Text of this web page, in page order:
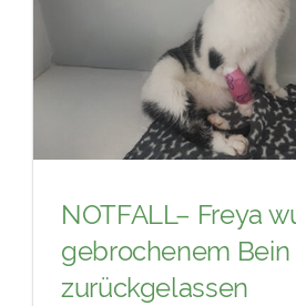
NOTFALL– Freya
gebrochenem Bein
zurückgelassen